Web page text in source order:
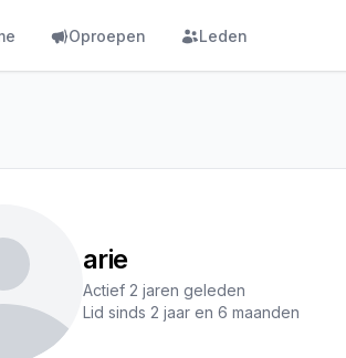
Oproepen Leden
arie
Actief 2 jaren geleden
Lid sinds 2 jaar en 6 maanden